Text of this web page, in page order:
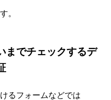
。
までチェックするデ
るフォームなどでは